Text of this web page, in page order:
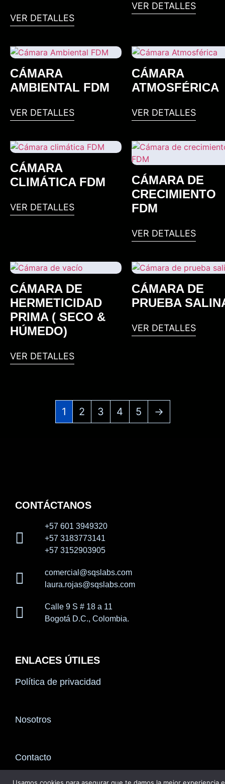
VER DETALLES
VER DETALLES
CÁMARA
AMBIENTAL FDM
VER DETALLES
CÁMARA
ATMOSFÉRICA
VER DETALLES
CÁMARA
CLIMÁTICA FDM
VER DETALLES
CÁMARA DE
CRECIMIENTO
FDM
VER DETALLES
CÁMARA DE
HERMETICIDAD
PRIMA ( SECO &
HÚMEDO)
VER DETALLES
CÁMARA DE
PRUEBA
VER DETALLES
1 2 3 4 5 →
CONTÁCTANOS
+57 601 3949320
+57 3183773141
+57 3152903905
comercial@sqslabs.com
laura.rojas@sqslabs.com
Calle 9 S # 18 a 11
Bogotá D.C., Colombia.
ENLACES ÚTILES
Política de privacidad
Nosotros
Contacto